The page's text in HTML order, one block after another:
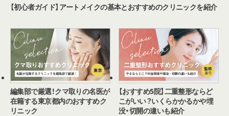
【初心者ガイド】アートメイクの基本とおすすめのクリニックを紹介
編集部で厳選！クマ取りの名医が
在籍する東京都内のおすすめク
リニック
【おすすめ5院】二重整形ならど
こがいい？いくらかかるかや埋
没・切開の違いも紹介